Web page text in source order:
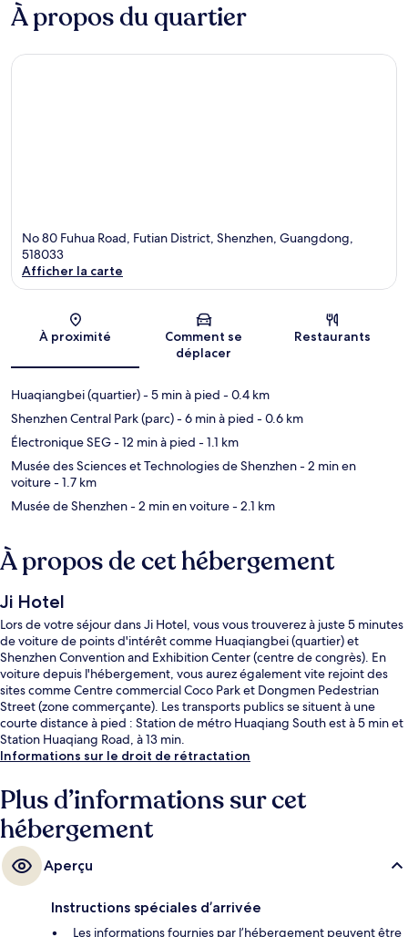
À propos du quartier
No 80 Fuhua Road, Futian District, Shenzhen, Guangdong,
518033
Afficher la carte
À proximité
Comment se
déplacer
Restaurants
Huaqiangbei (quartier)- 5 min à pied - 0.4 km
Shenzhen Central Park (parc)- 6 min à pied - 0.6 km
Électronique SEG- 12 min à pied - 1.1 km
Musée des Sciences et Technologies de Shenzhen- 2 min en
voiture- 1.7 km
Musée de Shenzhen- 2 min en voiture- 2.1 km
À propos de cet hébergement
Ji Hotel
Lors de votre séjour dans Ji Hotel, vous vous trouverez à juste 5 minutes
de voiture de points d'intérêt comme Huaqiangbei (quartier) et
Shenzhen Convention and Exhibition Center (centre de congrès). En
voiture depuis l'hébergement, vous aurez également vite rejoint des
sites comme Centre commercial Coco Park et Dongmen Pedestrian
Street (zone commerçante). Les transports publics se situent à une
courte distance à pied : Station de métro Huaqiang South est à 5 min et
Station Huaqiang Road, à 13 min.
Informations sur le droit de rétractation
Plus d’informations sur cet
hébergement
Aperçu
Instructions spéciales d’arrivée
Les informations fournies par l’hébergement peuvent être